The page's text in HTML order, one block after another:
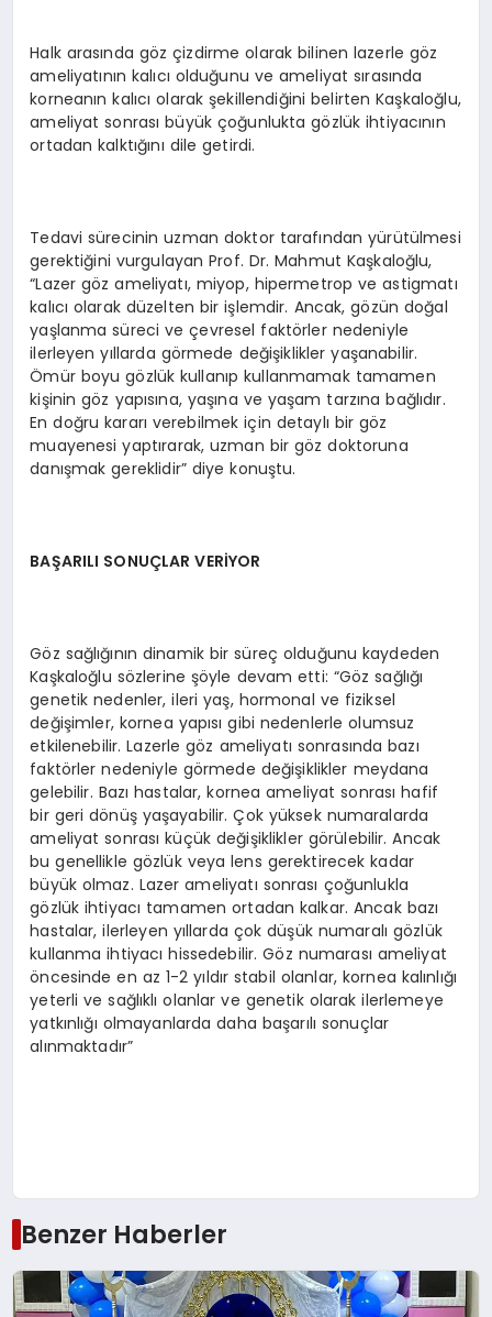
Halk arasında göz çizdirme olarak bilinen lazerle göz
ameliyatının kalıcı olduğunu ve ameliyat sırasında
korneanın kalıcı olarak şekillendiğini belirten Kaşkaloğlu,
ameliyat sonrası büyük çoğunlukta gözlük ihtiyacının
ortadan kalktığını dile getirdi.
Tedavi sürecinin uzman doktor tarafından yürütülmesi
gerektiğini vurgulayan Prof. Dr. Mahmut Kaşkaloğlu,
“Lazer göz ameliyatı, miyop, hipermetrop ve astigmatı
kalıcı olarak düzelten bir işlemdir. Ancak, gözün doğal
yaşlanma süreci ve çevresel faktörler nedeniyle
ilerleyen yıllarda görmede değişiklikler yaşanabilir.
Ömür boyu gözlük kullanıp kullanmamak tamamen
kişinin göz yapısına, yaşına ve yaşam tarzına bağlıdır.
En doğru kararı verebilmek için detaylı bir göz
muayenesi yaptırarak, uzman bir göz doktoruna
danışmak gereklidir” diye konuştu.
BAŞARILI SONUÇLAR VERİYOR
Göz sağlığının dinamik bir süreç olduğunu kaydeden
Kaşkaloğlu sözlerine şöyle devam etti: “Göz sağlığı
genetik nedenler, ileri yaş, hormonal ve fiziksel
değişimler, kornea yapısı gibi nedenlerle olumsuz
etkilenebilir. Lazerle göz ameliyatı sonrasında bazı
faktörler nedeniyle görmede değişiklikler meydana
gelebilir. Bazı hastalar, kornea ameliyat sonrası hafif
bir geri dönüş yaşayabilir. Çok yüksek numaralarda
ameliyat sonrası küçük değişiklikler görülebilir. Ancak
bu genellikle gözlük veya lens gerektirecek kadar
büyük olmaz. Lazer ameliyatı sonrası çoğunlukla
gözlük ihtiyacı tamamen ortadan kalkar. Ancak bazı
hastalar, ilerleyen yıllarda çok düşük numaralı gözlük
kullanma ihtiyacı hissedebilir. Göz numarası ameliyat
öncesinde en az 1-2 yıldır stabil olanlar, kornea kalınlığı
yeterli ve sağlıklı olanlar ve genetik olarak ilerlemeye
yatkınlığı olmayanlarda daha başarılı sonuçlar
alınmaktadır”
Benzer Haberler